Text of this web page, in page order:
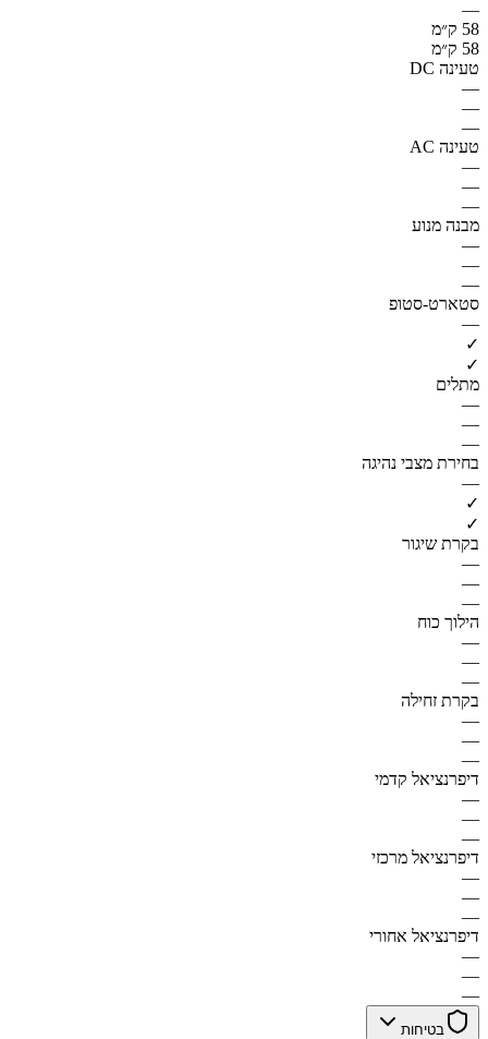
—
58 ק״מ
58 ק״מ
טעינה DC
—
—
—
טעינה AC
—
—
—
מבנה מנוע
—
—
—
סטארט-סטופ
—
✓
✓
מתלים
—
—
—
בחירת מצבי נהיגה
—
✓
✓
בקרת שיגור
—
—
—
הילוך כוח
—
—
—
בקרת זחילה
—
—
—
דיפרנציאל קדמי
—
—
—
דיפרנציאל מרכזי
—
—
—
דיפרנציאל אחורי
—
—
—
בטיחות